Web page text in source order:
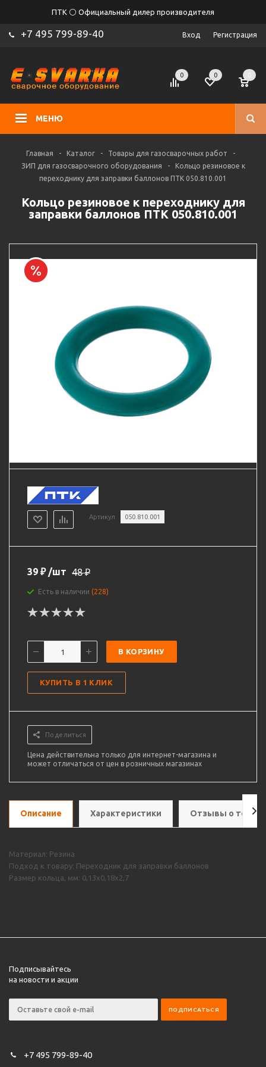
ПТК ⚪ Официальный дилер производителя
+7 495 799-89-40 Вход Регистрация
МЕНЮ
0 0
Главная - Каталог - Товары для газосварочных работ
-
ЗИП для газосварочного оборудования
-
Кольцо резиновое к
переходнику для заправки баллонов ПТК 050.810.001
Кольцо резиновое к переходнику для
заправки баллонов ПТК 050.810.001
Артикул 050.810.001
39 ₽ /шт 48₽
Есть в наличии (228)
В КОРЗИНУ
КУПИТЬ В 1 КЛИК
Поделиться
Цена действительна только для интернет-магазина и
может отличаться от цен в розничных магазинах
Описание Характеристики Отзывы о
Материал: Резина
Подход к товару: Переходник для заправки баллонов
Размер кольца, мм: 0,13х0,18х2,7
Подписывайтесь
на новости и акции
+7 495 799-89-40